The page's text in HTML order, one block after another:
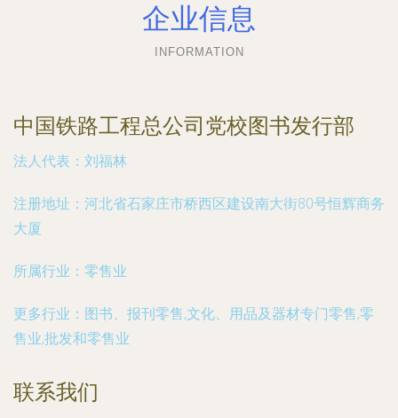
企业信息
INFORMATION
中国铁路工程总公司党校图书发行部
法人代表： 刘福林
注册地址： 河北省石家庄市桥西区建设南大街80号恒辉商务
大厦
所属行业： 零售业
更多行业： 图书、报刊零售,文化、用品及器材专门零售,零
售业,批发和零售业
联系我们